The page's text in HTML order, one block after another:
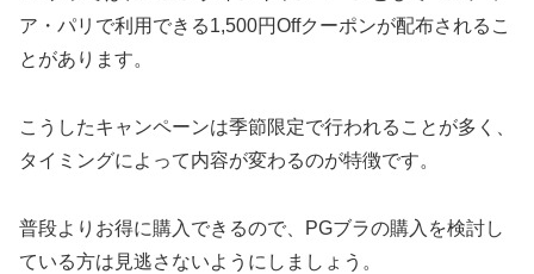
ア・パリで利用できる1,500円Offクーポンが配布されるこ
とがあります。
こうしたキャンペーンは季節限定で行われることが多く、
タイミングによって内容が変わるのが特徴です。
普段よりお得に購入できるので、PGブラの購入を検討し
ている方は見逃さないようにしましょう。